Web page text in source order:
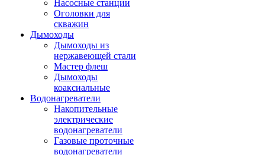
Насосные станции
Оголовки для
скважин
Дымоходы
Дымоходы из
нержавеющей стали
Мастер флеш
Дымоходы
коаксиальные
Водонагреватели
Накопительные
электрические
водонагреватели
Газовые проточные
водонагреватели